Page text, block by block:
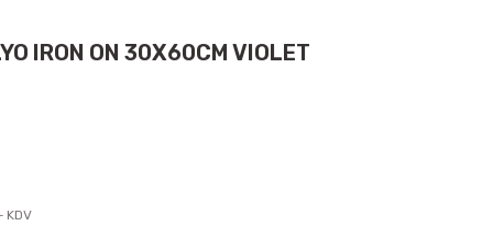
IRON ON 30X60CM VIOLET
KDV